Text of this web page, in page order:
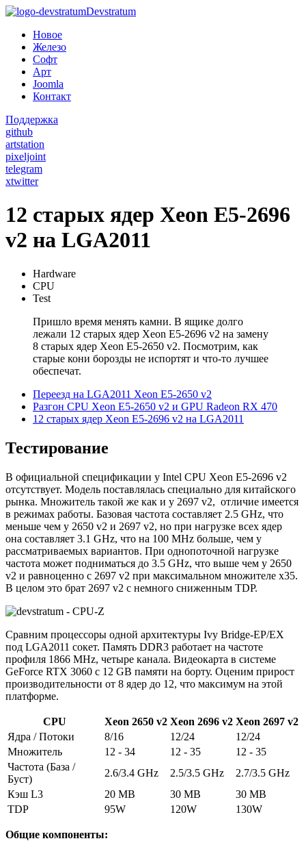
Devstratum
Новое
Железо
Софт
Арт
Joomla
Контакт
Поддержка
github
artstation
pixeljoint
telegram
xtwitter
12 старых ядер Xeon E5-2696
v2 на LGA2011
Hardware
CPU
Test
Пришло время менять камни. В ящике долго
лежали 12 старых ядер Xeon E5-2696 v2 на замену
8 старых ядер Xeon E5-2650 v2. Посмотрим, как
старые кони борозды не испортят и что-то лучшее
обеспечат.
Переезд на LGA2011 Xeon E5-2650 v2
Разгон CPU Xeon E5-2650 v2 и GPU Radeon RX 470
12 старых ядер Xeon E5-2696 v2 на LGA2011
Тестирование
В официальной спецификации у Intel CPU Xeon E5-2696 v2
отсутствует. Модель поставлялась специально для китайского
рынка. Множитель такой же как и у 2697 v2, отличие имеется
в режимах работы. Базовая частота составляет 2.5 GHz, что
меньше чем у 2650 v2 и 2697 v2, но при нагрузке всех ядер
она составляет 3.1 GHz, что на 100 MHz больше, чем у
рассматриваемых вариантов. При однопоточной нагрузке
частота может подниматься до 3.5 GHz, что выше чем у 2650
v2 и равноценно с 2697 v2 при максимальном множителе x35.
В целом это брат 2697 v2 с немного сниженным TDP.
Сравним процессоры одной архитектуры Ivy Bridge-EP/EX
под LGA2011 сокет. Память DDR3 работает на частоте
профиля 1866 MHz, четыре канала. Видеокарта в системе
GeForce RTX 3060 с 12 GB памяти на борту. Оценим прирост
производительности от 8 ядер до 12, что максимум на этой
платформе.
CPU Xeon 2650 v2 Xeon 2696 v2 Xeon 2697 v2
Ядра / Потоки
8/16 12/24
12/24
Множитель
12 - 34 12 - 35
12 - 35
Частота (База /
Буст)
2.6/3.4 GHz 2.5/3.5 GHz
2.7/3.5 GHz
Кэш L3
20 MB 30 MB
30 MB
TDP
95W 120W 130W
Общие компоненты: